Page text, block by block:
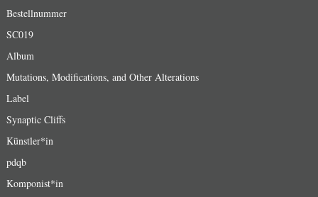
Bestellnummer
SC019
Album
Mutations, Modifications, and Other Alterations
Label
Synaptic Cliffs
Künstler*in
pdqb
Komponist*in